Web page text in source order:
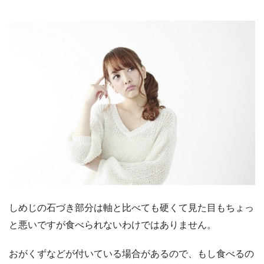
しめじの石づき部分は軸と比べても硬くて見た目もちょっ
と悪いですが食べられないわけではありません。
おがくずなどが付いている場合があるので、もし食べるの